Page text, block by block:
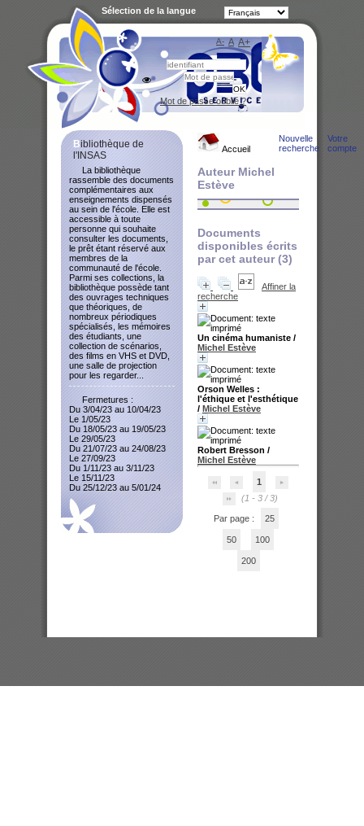
Accueil
Nouvelle
recherche
Votre
compte
Auteur Michel
Estève
Documents
disponibles écrits
par cet auteur (3)
Affiner la
recherche
Un cinéma humaniste /
Michel Estève
Orson Welles :
l'éthique et l'esthétique
/ Michel Estève
Robert Bresson /
Michel Estève
1
(1 - 3 / 3)
Par page : 25
50 100
200
Bibliothèque de
l'INSAS
La bibliothèque
rassemble des documents
complémentaires aux
enseignements dispensés
au sein de l'école. Elle est
accessible à toute
personne qui souhaite
consulter les documents,
le prêt étant réservé aux
membres de la
communauté de l'école.
Parmi ses collections, la
bibliothèque possède tant
des ouvrages techniques
que théoriques, de
nombreux périodiques
spécialisés, les mémoires
des étudiants, une
collection de scénarios,
des films en VHS et DVD,
une salle de projection
pour les regarder...
Fermetures :
Du 3/04/23 au 10/04/23
Le 1/05/23
Du 18/05/23 au 19/05/23
Le 29/05/23
Du 21/07/23 au 24/08/23
Le 27/09/23
Du 1/11/23 au 3/11/23
Le 15/11/23
Du 25/12/23 au 5/01/24
A- A A+
Sélection de la langue
Mot de passe oublié ?